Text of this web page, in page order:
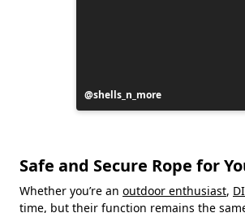
Bericht
gepubliceerd
shells_n_more
Safe and Secure Rope for
Whether you’re an outdoor enthusiast,
time, but their function remains the